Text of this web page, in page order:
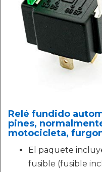
Relé fundido
pines,
motocicleta,
El paquete
fusible (fusible